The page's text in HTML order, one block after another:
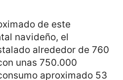
de este
navideño, el
alrededor de 760
unas 750.000
aproximado 53